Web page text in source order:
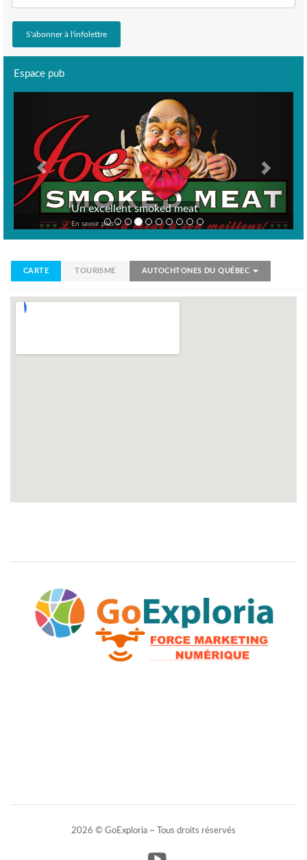
Espace pub
Un excellent smoked meat
En savoir plus >
CARTE TOURISME AUTOCHTONES DU QUÉBEC
2026 © GoExploria ~ Tous droits réservés